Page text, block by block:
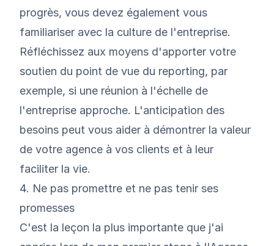
progrès, vous devez également vous
familiariser avec la culture de l'entreprise.
Réfléchissez aux moyens d'apporter votre
soutien du point de vue du reporting, par
exemple, si une réunion à l'échelle de
l'entreprise approche. L'anticipation des
besoins peut vous aider à démontrer la valeur
de votre agence à vos clients et à leur
faciliter la vie.
4. Ne pas promettre et ne pas tenir ses
promesses
C'est la leçon la plus importante que j'ai